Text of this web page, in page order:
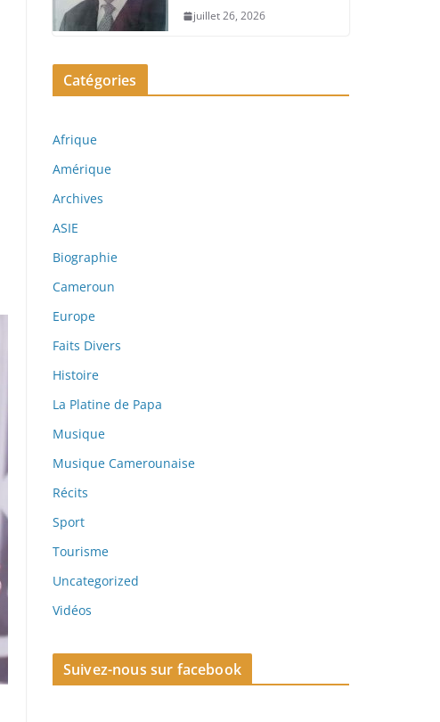
juillet 26, 2026
Catégories
Afrique
Amérique
Archives
ASIE
Biographie
Cameroun
Europe
Faits Divers
Histoire
La Platine de Papa
Musique
Musique Camerounaise
Récits
Sport
Tourisme
Uncategorized
Vidéos
Suivez-nous sur facebook